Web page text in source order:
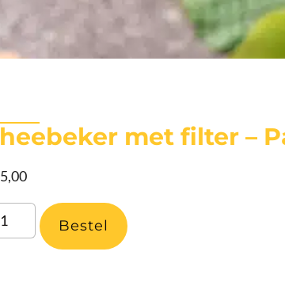
met filter –
Bestel